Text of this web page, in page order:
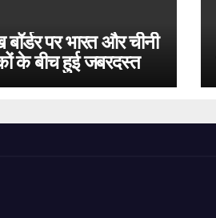
बॉर्डर पर भारत और चीनी
के बीच हुई जबरदस्त